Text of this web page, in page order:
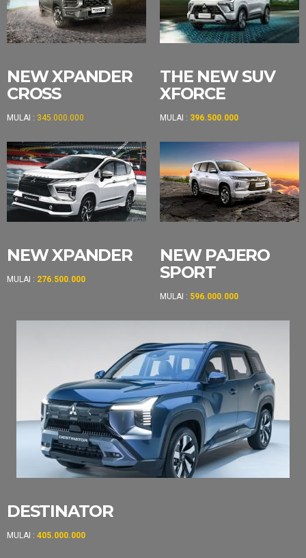
NEW XPANDER
CROSS
MULAI : 345.000.000
THE NEW SUV
XFORCE
MULAI : 396.500.000
NEW XPANDER
MULAI : 276.500.000
NEW PAJERO
SPORT
MULAI : 596.000.000
DESTINATOR
MULAI : 405.000.000